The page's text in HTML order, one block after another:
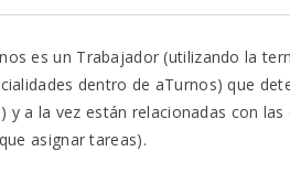
es un Trabajador (utilizando la
dentro de aTurnos) que
y a la vez están relacionadas con
asignar tareas).